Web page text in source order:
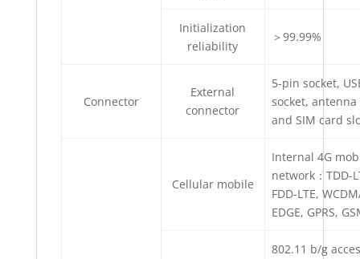
Initialization
reliability
＞99.99%
Connector
External
connector
5-pin socket,
socket,
and SIM card
Cellular mobile
Internal 4G
network：TDD-
FDD-LTE,
EDGE, GPRS,
802.11 b/g